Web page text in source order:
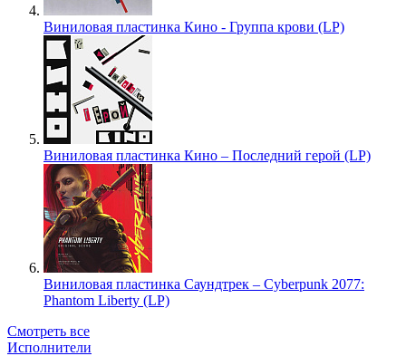
Виниловая пластинка Кино - Группа крови (LP)
Виниловая пластинка Кино – Последний герой (LP)
Виниловая пластинка Саундтрек – Cyberpunk 2077:
Phantom Liberty (LP)
Смотреть все
Исполнители